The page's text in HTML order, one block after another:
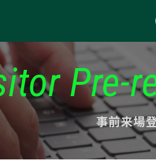
Pre-
事前来場